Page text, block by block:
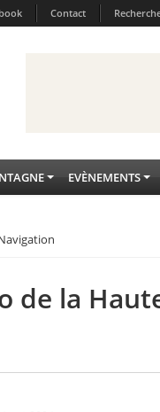
Contact
EVÈNEMENTS
de la